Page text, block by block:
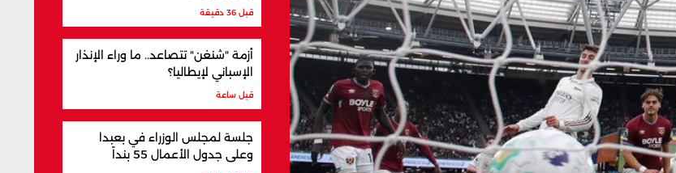
قبل 36 دقيقة
أزمة "شنغن" تتصاعد.. ما وراء الإنذار
الإسباني لإيطاليا؟
قبل ساعة
جلسة لمجلس الوزراء في بعبدا
وعلى جدول الأعمال 55 بنداً